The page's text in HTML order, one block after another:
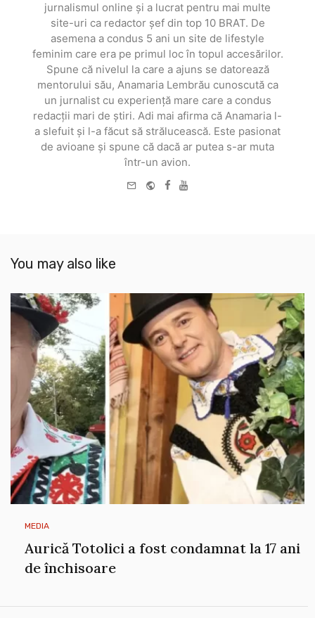
jurnalismul online și a lucrat pentru mai multe
site-uri ca redactor șef din top 10 BRAT. De
asemena a condus 5 ani un site de lifestyle
feminim care era pe primul loc în topul accesărilor.
Spune că nivelul la care a ajuns se datorează
mentorului său, Anamaria Lembrău cunoscută ca
un jurnalist cu experiență mare care a condus
redacții mari de știri. Adi mai afirma că Anamaria l-
a slefuit și l-a făcut să strălucească. Este pasionat
de avioane și spune că dacă ar putea s-ar muta
într-un avion.
e-
WebsiteFacebook
You may also like
MEDIA
Aurică Totolici a fost condamnat la 17 ani
de închisoare